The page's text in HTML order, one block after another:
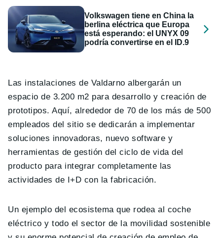
Volkswagen tiene en China la
berlina eléctrica que Europa
está esperando: el UNYX 09
podría convertirse en el ID.9
Las instalaciones de Valdarno albergarán un
espacio de 3.200 m2 para desarrollo y creación de
prototipos. Aquí, alrededor de 70 de los más de 500
empleados del sitio se dedicarán a implementar
soluciones innovadoras, nuevo software y
herramientas de gestión del ciclo de vida del
producto para integrar completamente las
actividades de I+D con la fabricación.
Un ejemplo del ecosistema que rodea al coche
eléctrico y todo el sector de la movilidad sostenible